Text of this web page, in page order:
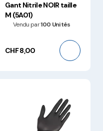
Gant Nitrile NOIR taille
M (5A01)
Vendu par100 Unités
CHF 8,00